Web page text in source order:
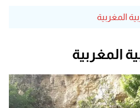
المغربية
المغربية